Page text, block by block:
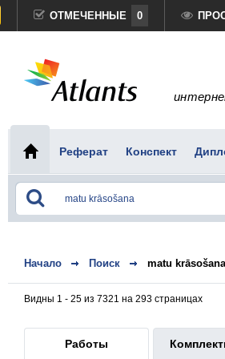
ОТМЕЧЕННЫЕ 0
Реферат Конспект
Начало Поиск matu krāsošana
Видны 1 - 25 из 7321 на 293 страницах
Работы